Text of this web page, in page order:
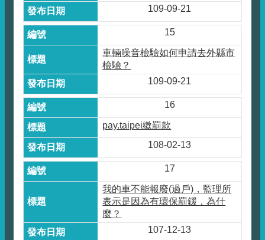
109-09-21
15
車輛噪音檢驗如何申請去外縣市
檢驗？
109-09-21
16
pay.taipei繳罰款
108-02-13
17
我的車不能報廢(過戶)，監理所
表示是因為有環保罰鍰，為什
麼？
107-12-13